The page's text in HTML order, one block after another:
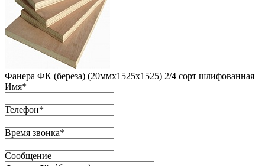
Фанера ФК (береза) (20ммх1525х1525) 2/4 сорт шлифованная
Имя*
Телефон*
Время звонка*
Сообщение